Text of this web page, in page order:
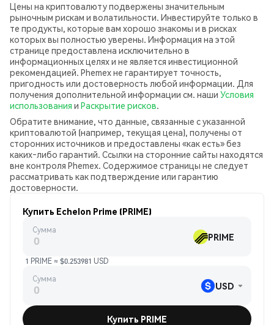
Цены на криптовалюту подвержены значительным
рыночным рискам и волатильности. Инвестируйте только в
те продукты, которые вам хорошо знакомы и в рисках
которых вы полностью уверены. Информация на этой
странице предоставлена исключительно в
информационных целях и не является инвестиционной
рекомендацией. Phemex не гарантирует точность,
пригодность или достоверность любой информации. Для
получения дополнительной информации см. наши Условия
использования и Раскрытие рисков.
Обратите внимание, что данные, связанные с указанной
криптовалютой (например, текущая цена), получены от
сторонних источников и предоставлены «как есть» без
каких‑либо гарантий. Ссылки на сторонние сайты находятся
вне контроля Phemex. Содержимое страницы не следует
рассматривать как подтверждение или гарантию
достоверности.
Купить Echelon Prime (PRIME)
Сумма
PRIME
1 PRIME ≈ $0.253981 USD
Сумма
USD
Купить PRIME